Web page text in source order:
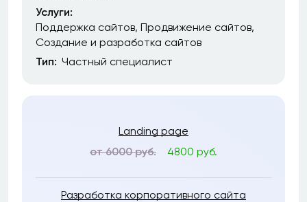
Услуги:
Поддержка сайтов Продвижение сайтов
Создание и разработка сайтов
Тип: Частный специалист
Landing page
от 6000 руб.
4800 руб.
Разработка корпоративного сайта